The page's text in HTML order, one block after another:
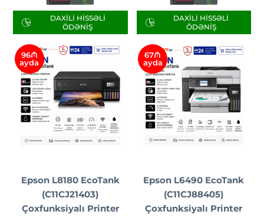
DAXILI HISSƏLI
ÖDƏNIŞ
DAXILI HISSƏLI
ÖDƏNIŞ
96₼
ayda
Epson L8180 EcoTank
(C11CJ21403)
Çoxfunksiyalı Printer
67₼
ayda
Epson L6490 EcoTank
(C11CJ88405)
Çoxfunksiyalı Printer